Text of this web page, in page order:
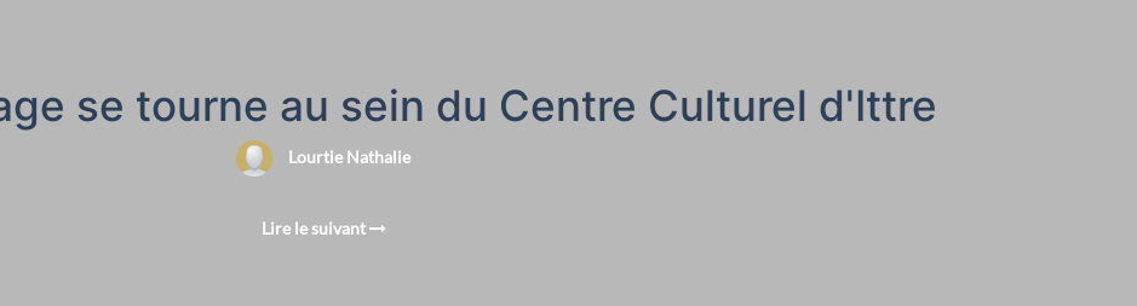
se tourne au sein du Centre Culturel d'Ittre
Lourtie Nathalie
Lire le suivant